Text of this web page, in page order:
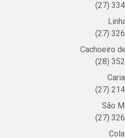
(27)
(27)
Cachoeiro
(28)
(27)
São
(27)